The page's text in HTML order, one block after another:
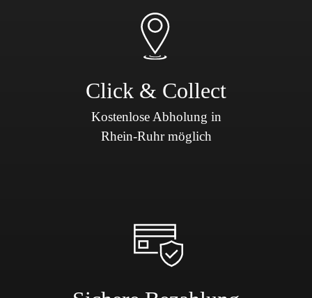
Click & Collect
Kostenlose Abholung in
Rhein-Ruhr möglich